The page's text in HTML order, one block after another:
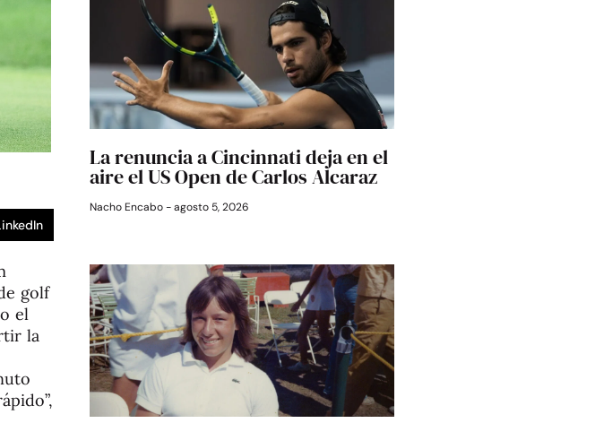
golf
el
la
La renuncia a Cincinnati deja en el
aire el US Open de Carlos Alcaraz
Nacho Encabo agosto 5, 2026